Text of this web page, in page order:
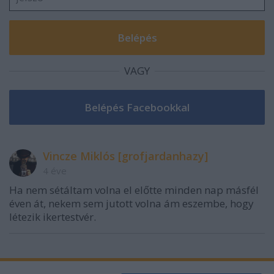
VAGY
Vincze Miklós [grofjardanhazy]
Ha nem sétáltam volna el előtte minden nap másfél
éven át, nekem sem jutott volna ám eszembe, hogy
létezik ikertestvér.